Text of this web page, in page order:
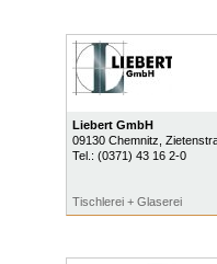
Liebert GmbH
09130 Chemnitz ,
Tel.: (0371) 43 16 2-0
Tischlerei + Glaserei